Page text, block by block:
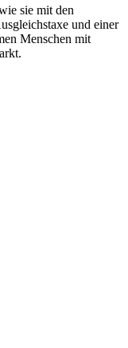
sie mit den
und einer
Menschen mit